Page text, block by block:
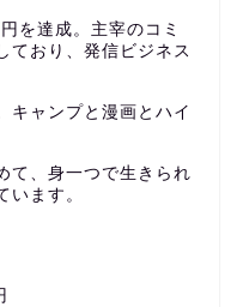
を達成。主宰のコミ
ており、発信ビジネス
キャンプと漫画とハイ
て、身一つで生きられ
います。